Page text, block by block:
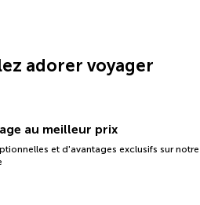
adorer voyager
au meilleur prix
et d'avantages exclusifs sur notre